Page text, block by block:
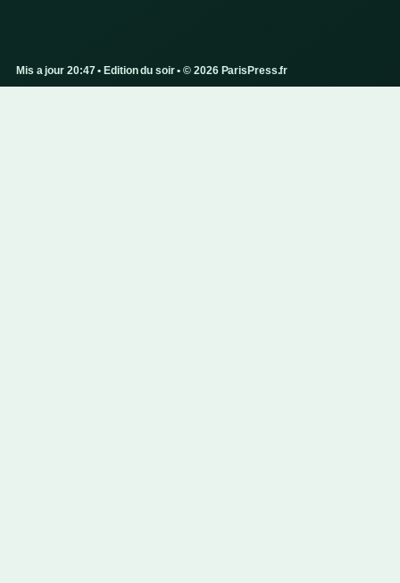
Mis a jour 20:47 • Edition du soir • © 2026 ParisPress.fr